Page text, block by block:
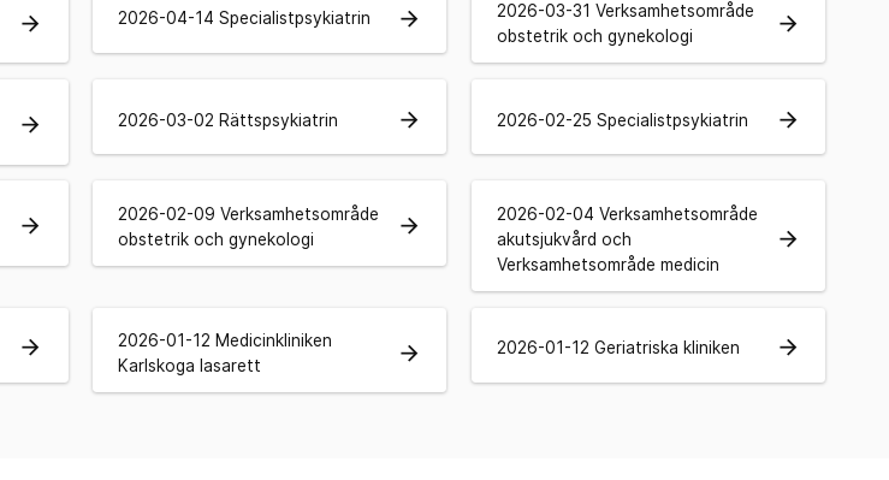
arrow_forward 2026-04-14 Specialistpsykiatrin arrow_forward
2026-03-31 Verksamhetsområde
obstetrik och gynekologi
arrow_forward
arrow_forward 2026-03-02 Rättspsykiatrin arrow_forward 2026-02-25 Specialistpsykiatrin arrow_forward
arrow_forward
2026-02-09 Verksamhetsområde
obstetrik och gynekologi
arrow_forward
2026-02-04 Verksamhetsområde
akutsjukvård och
Verksamhetsområde medicin
arrow_forward
arrow_forward
2026-01-12 Medicinkliniken
Karlskoga lasarett
arrow_forward 2026-01-12 Geriatriska kliniken arrow_forward